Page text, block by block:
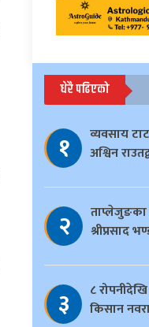
धेरै पढिएको
१
व्यवसाय
अश्विन
२
ताप्लेजुङका
श्रीप्रसाद
३
८
किसान